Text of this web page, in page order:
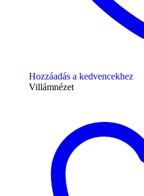
Hozzáadás a kedvencekhez
Villámnézet